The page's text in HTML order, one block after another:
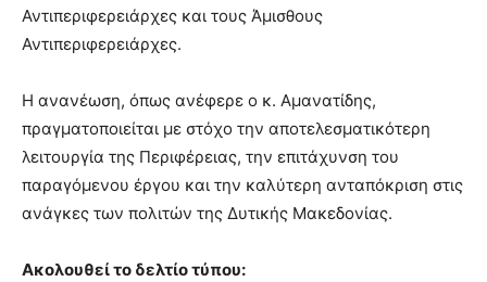
Αντιπεριφερειάρχες και τους Άμισθους
Αντιπεριφερειάρχες.
Η ανανέωση, όπως ανέφερε ο κ. Αμανατίδης,
πραγματοποιείται με στόχο την αποτελεσματικότερη
λειτουργία της Περιφέρειας, την επιτάχυνση του
παραγόμενου έργου και την καλύτερη ανταπόκριση στις
ανάγκες των πολιτών της Δυτικής Μακεδονίας.
Ακολουθεί το δελτίο τύπου: